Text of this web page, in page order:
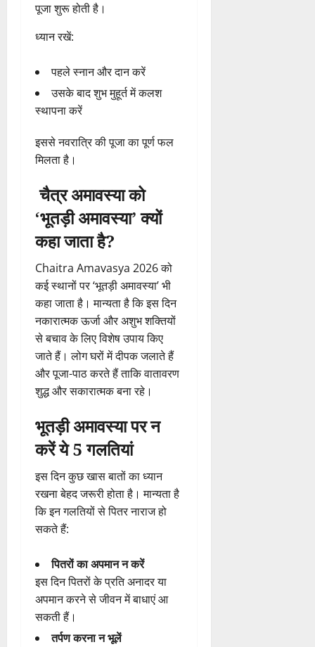
पूजाशुरूहोतीहै।
ध्यानरखें:
पहलेस्नानऔरदानकरें
उसकेबादशुभमुहूर्तमेंकलश
स्थापनाकरें
इससेनवरात्रिकीपूजाकापूर्णफल
मिलताहै।
चैत्रअमावस्याको
‘भूतड़ीअमावस्या’क्यों
कहाजाताहै?
Chaitra Amavasya 2026को
कईस्थानोंपर ‘भूतड़ीअमावस्या’भी
कहाजाताहै।मान्यताहैकिइसदिन
नकारात्मकऊर्जाऔरअशुभशक्तियों
सेबचावकेलिएविशेषउपायकिए
जातेहैं।लोगघरोंमेंदीपकजलातेहैं
औरपूजा-पाठकरतेहैंताकिवातावरण
शुद्धऔरसकारात्मकबनारहे।
भूतड़ीअमावस्यापरन
करेंये5गलतियां
इसदिनकुछखासबातोंकाध्यान
रखनाबेहदजरूरीहोताहै।मान्यताहै
किइनगलतियोंसेपितरनाराजहो
सकतेहैं:
पितरोंकाअपमाननकरें
इसदिनपितरोंकेप्रतिअनादरया
अपमानकरनेसेजीवनमेंबाधाएंआ
सकतीहैं।
तर्पणकरनानभूलें